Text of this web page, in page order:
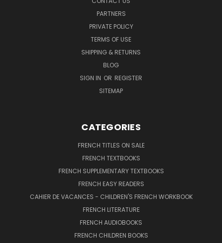
PARTNERS
PRIVATE POLICY
TERMS OF USE
SHIPPING & RETURNS
BLOG
SIGN IN OR REGISTER
SITEMAP
CATEGORIES
FRENCH TITLES ON SALE
FRENCH TEXTBOOKS
FRENCH SUPPLEMENTARY TEXTBOOKS
FRENCH EASY READERS
CAHIER DE VACANCES - CHILDREN'S FRENCH WORKBOOK
FRENCH LITERATURE
FRENCH AUDIOBOOKS
FRENCH CHILDREN BOOKS